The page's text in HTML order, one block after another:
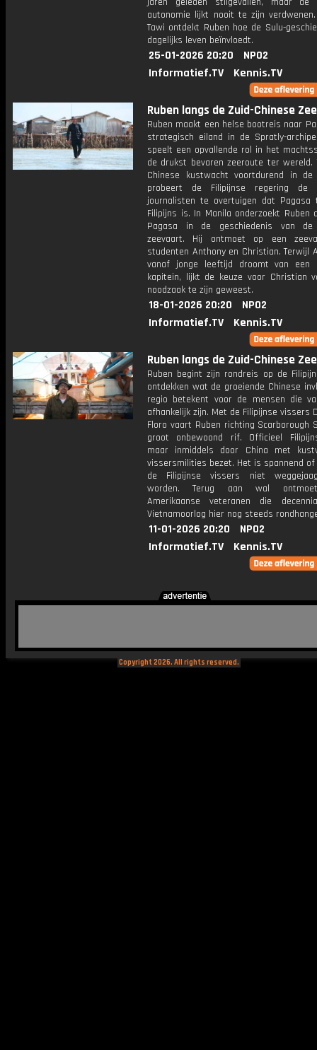
autonomie lijkt nooit te zijn verdwenen.
Tawi ontdekt Ruben hoe de Sulu-
dagelijks leven beïnvloedt.
25-01-2026 20:20
NPO2
Informatief.TV
Kennis.TV
Ruben langs de Zuid-Chinese
Ruben maakt een helse bootreis naar
strategisch eiland in de Spratly-
speelt een opvallende rol in het
de drukst bevaren zeeroute ter wereld.
Chinese kustwacht voortdurend in
probeert de Filipijnse regering de
journalisten te overtuigen dat Pagasa
Filipijns is. In Manila onderzoekt Ruben
Pagasa in de geschiedenis van de
zeevaart. Hij ontmoet op een
studenten Anthony en Christian. Terwijl
vanaf jonge leeftijd droomt van een
kapitein, lijkt de keuze voor Christian
noodzaak te zijn geweest.
18-01-2026 20:20
NPO2
Informatief.TV
Kennis.TV
Ruben langs de Zuid-Chinese
Ruben begint zijn rondreis op de
ontdekken wat de groeiende Chinese
regio betekent voor de mensen die
afhankelijk zijn. Met de Filipijnse vissers
Floro vaart Ruben richting Scarborough
groot onbewoond rif. Officieel
maar inmiddels door China met
vissersmilities bezet. Het is spannend of
de Filipijnse vissers niet
worden. Terug aan wal
Amerikaanse veteranen die
Vietnamoorlog hier nog steeds
11-01-2026 20:20
NPO2
Informatief.TV
Kennis.TV
Copyright 2026. All rights reserved.